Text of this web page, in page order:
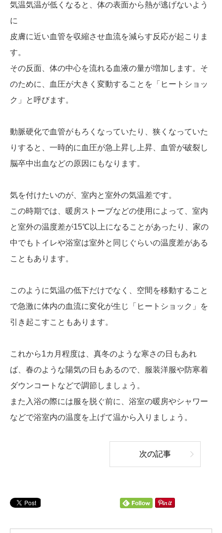
気温気温が低くなると、体の表面から熱が逃げないよう
に
皮膚に近い血管を収縮させ血流を減らす反応が起こりま
す。
その反面、体の中心を流れる血液の量が増加します。そ
のために、血圧が大きく変動することを「ヒートショッ
ク」と呼びます。
動脈硬化で血管がもろくなっていたり、狭くなっていた
りすると、一時的に血圧が急上昇し上昇、血管が破裂し
脳卒中出血などの原因にもなります。
気を付けたいのが、室内と室外の気温差です。
この時期では、暖房ストーブなどの使用によって、室内
と室外の温度差が15℃以上になることがあったり、家の
中でもトイレや浴室は室外と同じぐらいの温度差がある
こともあります。
このように気温の低下だけでなく、空間を移動すること
で急激に体内の血流に変化が生じ「ヒートショック」を
引き起こすこともあります。
これから1カ月程度は、真冬のような寒さの日もあれ
ば、春のような陽気の日もあるので、服装洋服や防寒着
ダウンコートなどで調節しましょう。
また入浴の際には服を脱ぐ前に、浴室の暖房やシャワー
などで浴室内の温度を上げて温から入りましょう。
次の記事